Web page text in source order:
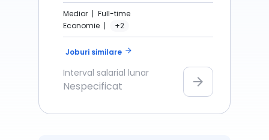
Medior
Full-time
Economie
+2
Joburi similare arrow_forward
Interval salarial lunar
Nespecificat arrow_forward